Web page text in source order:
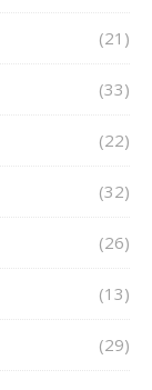
(21)
(33)
(22)
(32)
(26)
(13)
(29)